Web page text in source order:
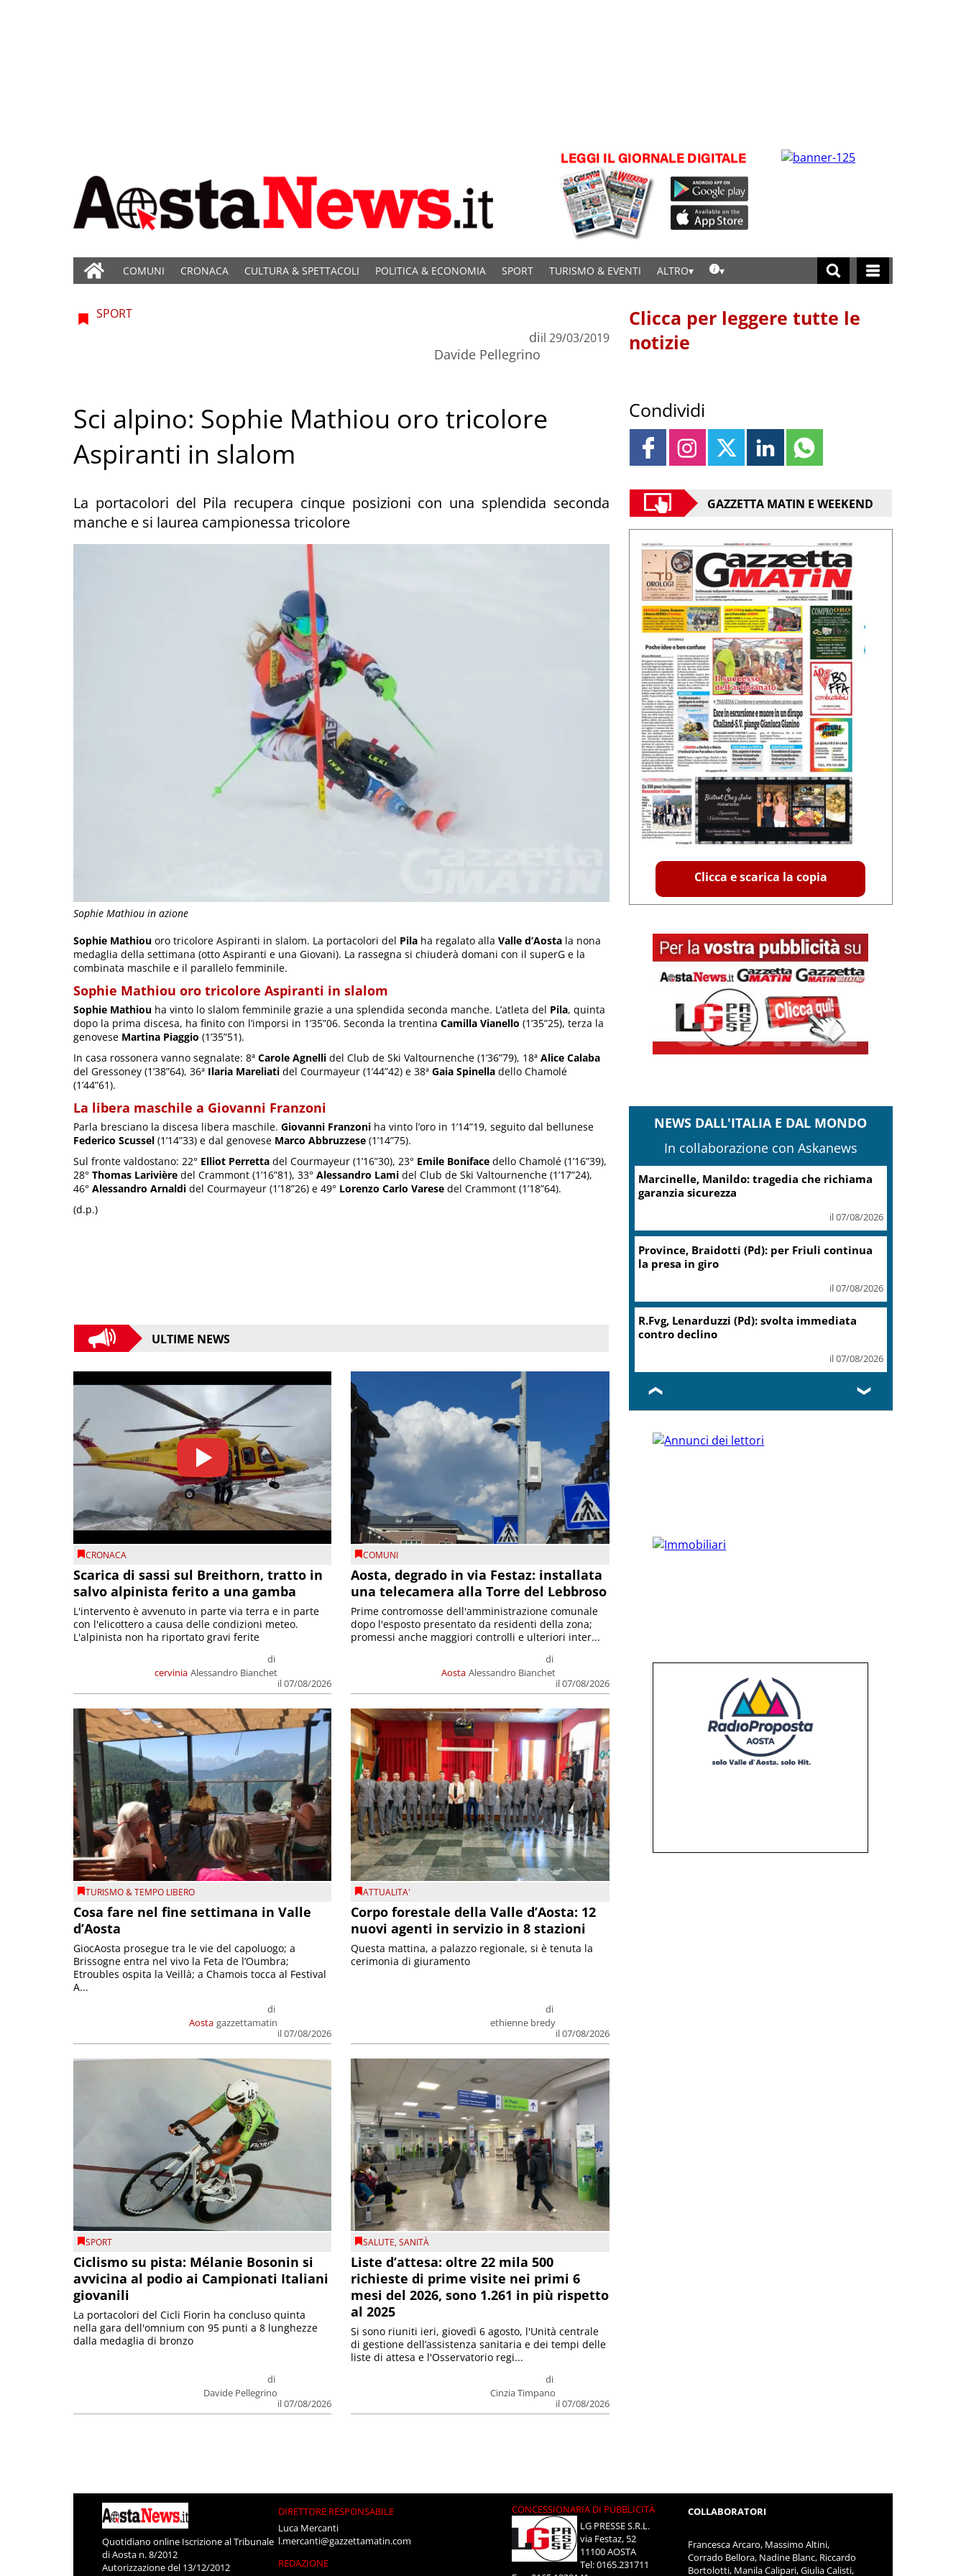
COMUNI CRONACA CULTURA & SPETTACOLI POLITICA & ECONOMIA SPORT TURISMO & EVENTI ALTRO
Sophie Mathiou in azione
SPORT
di
Davide Pellegrino
il 29/03/2019
Sci alpino: Sophie Mathiou oro tricolore
Aspiranti in slalom
La portacolori del Pila recupera cinque posizioni con una splendida seconda
manche e si laurea campionessa tricolore
Sophie Mathiou oro tricolore Aspiranti in slalom. La portacolori del Pila ha regalato alla Valle d’Aosta la nona
medaglia della settimana (otto Aspiranti e una Giovani). La rassegna si chiuderà domani con il superG e la
combinata maschile e il parallelo femminile.
Sophie Mathiou oro tricolore Aspiranti in slalom
Sophie Mathiou ha vinto lo slalom femminile grazie a una splendida seconda manche. L’atleta del Pila, quinta
dopo la prima discesa, ha finito con l’imporsi in 1’35”06. Seconda la trentina Camilla Vianello (1’35”25), terza la
genovese Martina Piaggio (1’35”51).
In casa rossonera vanno segnalate: 8ª Carole Agnelli del Club de Ski Valtournenche (1’36”79), 18ª Alice Calaba
del Gressoney (1’38”64), 36ª Ilaria Mareliati del Courmayeur (1’44”42) e 38ª Gaia Spinella dello Chamolé
(1’44”61).
La libera maschile a Giovanni Franzoni
Parla bresciano la discesa libera maschile. Giovanni Franzoni ha vinto l’oro in 1’14”19, seguito dal bellunese
Federico Scussel (1’14”33) e dal genovese Marco Abbruzzese (1’14”75).
Sul fronte valdostano: 22° Elliot Perretta del Courmayeur (1’16”30), 23° Emile Boniface dello Chamolé (1’16”39),
28° Thomas Larivière del Crammont (1’16”81), 33° Alessandro Lami del Club de Ski Valtournenche (1’17”24),
46° Alessandro Arnaldi del Courmayeur (1’18”26) e 49° Lorenzo Carlo Varese del Crammont (1’18”64).
(d.p.)
ULTIME NEWS
CRONACA
Scarica di sassi sul Breithorn, tratto in
salvo alpinista ferito a una gamba
cervinia
di
Alessandro Bianchet
il 07/08/2026
L'intervento è avvenuto in parte via terra e in parte
con l'elicottero a causa delle condizioni meteo.
L'alpinista non ha riportato gravi ferite
COMUNI
Aosta, degrado in via Festaz: installata
una telecamera alla Torre del Lebbroso
Aosta
di
Alessandro Bianchet
il 07/08/2026
Prime contromosse dell'amministrazione comunale
dopo l'esposto presentato da residenti della zona;
promessi anche maggiori controlli e ulteriori inter...
TURISMO & TEMPO LIBERO
Cosa fare nel fine settimana in Valle
d’Aosta
Aosta
di
gazzettamatin
il 07/08/2026
GiocAosta prosegue tra le vie del capoluogo; a
Brissogne entra nel vivo la Feta de l’Oumbra;
Etroubles ospita la Veillà; a Chamois tocca al Festival
A...
ATTUALITA'
Corpo forestale della Valle d’Aosta: 12
nuovi agenti in servizio in 8 stazioni
di
ethienne bredy
il 07/08/2026
Questa mattina, a palazzo regionale, si è tenuta la
cerimonia di giuramento
SPORT
Ciclismo su pista: Mélanie Bosonin si
avvicina al podio ai Campionati Italiani
giovanili
di
Davide Pellegrino
il 07/08/2026
La portacolori del Cicli Fiorin ha concluso quinta
nella gara dell'omnium con 95 punti a 8 lunghezze
dalla medaglia di bronzo
SALUTE,SANITÀ
Liste d’attesa: oltre 22 mila 500
richieste di prime visite nei primi 6
mesi del 2026, sono 1.261 in più rispetto
al 2025
di
Cinzia Timpano
il 07/08/2026
Si sono riuniti ieri, giovedì 6 agosto, l'Unità centrale
di gestione dell’assistenza sanitaria e dei tempi delle
liste di attesa e l'Osservatorio regi...
Clicca per leggere tutte le
notizie
Condividi
GAZZETTA MATIN E WEEKEND
Clicca e scarica la copia
NEWS DALL'ITALIA E DAL MONDO
In collaborazione con Askanews
Marcinelle, Manildo: tragedia che richiama
garanzia sicurezza
il 07/08/2026
Province, Braidotti (Pd): per Friuli continua
la presa in giro
il 07/08/2026
R.Fvg, Lenarduzzi (Pd): svolta immediata
contro declino
il 07/08/2026
❮ ❯
Quotidiano online Iscrizione al Tribunale
di Aosta n. 8/2012
Autorizzazione del 13/12/2012
DIRETTORE RESPONSABILE
Luca Mercanti
l.mercanti@gazzettamatin.com
REDAZIONE
CONCESSIONARIA DI PUBBLICITÀ
LG PRESSE S.R.L.
via Festaz, 52
11100 AOSTA
Tel: 0165.231711
COLLABORATORI
Francesca Arcaro, Massimo Altini,
Corrado Bellora, Nadine Blanc, Riccardo
Bortolotti, Manila Calipari, Giulia Calisti,